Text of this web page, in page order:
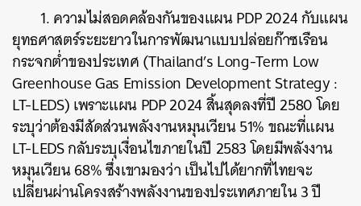
1. ความไม่สอดคล้องกันของแผน PDP 2024 กับแผน
ยุทธศาสตร์ระยะยาวในการพัฒนาแบบปล่อยก๊าซเรือน
กระจกต่ำของประเทศ (Thailand’s Long-Term Low
Greenhouse Gas Emission Development Strategy :
LT-LEDS) เพราะแผน PDP 2024 สิ้นสุดลงที่ปี 2580 โดย
ระบุว่าต้องมีสัดส่วนพลังงานหมุนเวียน 51% ขณะที่แผน
LT-LEDS กลับระบุเงื่อนไขภายในปี 2583 โดยมีพลังงาน
หมุนเวียน 68% ซึ่งเขามองว่า เป็นไปได้ยากที่ไทยจะ
เปลี่ยนผ่านโครงสร้างพลังงานของประเทศภายใน 3 ปี